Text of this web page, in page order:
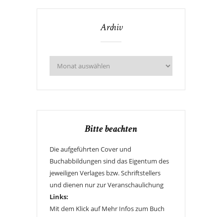
Archiv
Bitte beachten
Die aufgeführten Cover und
Buchabbildungen sind das Eigentum des
jeweiligen Verlages bzw. Schriftstellers
und dienen nur zur Veranschaulichung
Links:
Mit dem Klick auf Mehr Infos zum Buch